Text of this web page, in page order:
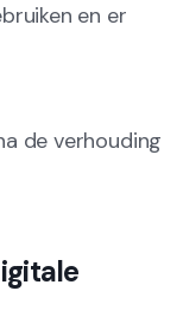
en er
de verhouding